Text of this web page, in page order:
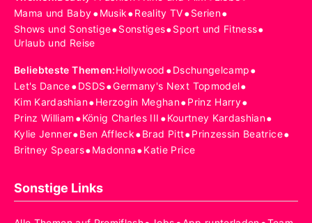
Mama und Baby•Musik•Reality TV•Serien•
Shows und Sonstige•Sonstiges•Sport und Fitness•
Urlaub und Reise
Beliebteste Themen:Hollywood •Dschungelcamp•
Let's Dance•DSDS•Germany's Next Topmodel•
Kim Kardashian•Herzogin Meghan•Prinz Harry•
Prinz William •König Charles III •Kourtney Kardashian•
Kylie Jenner•Ben Affleck•Brad Pitt•Prinzessin Beatrice•
Britney Spears•Madonna•Katie Price
Sonstige Links